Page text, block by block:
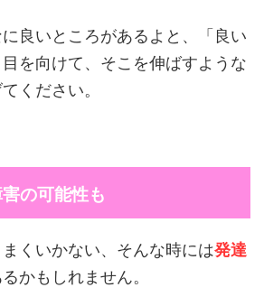
良いところがあるよと、「良い
を向けて、そこを伸ばすような
ください。
の可能性も
くいかない、そんな時には発達
かもしれません。